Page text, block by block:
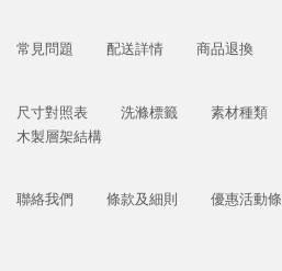
常見問題 配送詳情 商品退換
尺寸對照表 洗滌標籤 素材種類
木製層架結構
聯絡我們 條款及細則 優惠活動